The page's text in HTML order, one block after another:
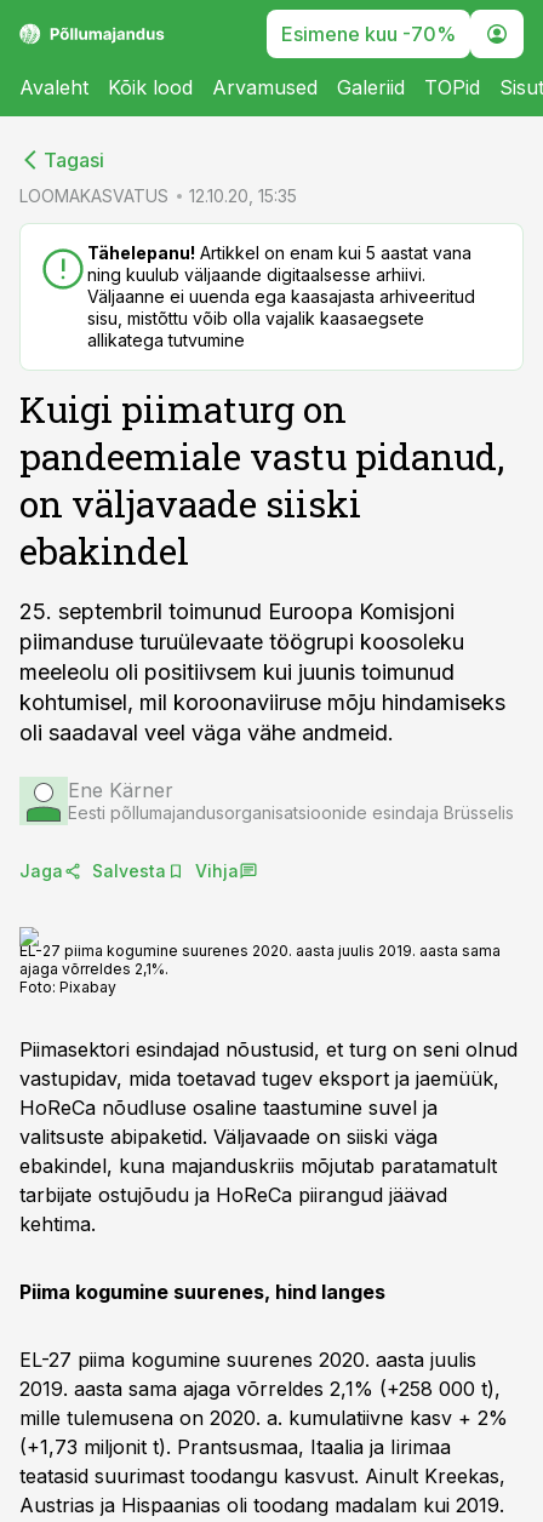
Esimene kuu -70%
Avaleht Kõik lood Arvamused Galeriid TOPid
Tagasi
LOOMAKASVATUS 12.10.20, 15:35
Tähelepanu! Artikkel on enam kui 5 aastat vana
ning kuulub väljaande digitaalsesse arhiivi.
Väljaanne ei uuenda ega kaasajasta arhiveeritud
sisu, mistõttu võib olla vajalik kaasaegsete
allikatega tutvumine
Kuigi piimaturg on
pandeemiale vastu pidanud,
on väljavaade siiski
ebakindel
25. septembril toimunud Euroopa Komisjoni
piimanduse turuülevaate töögrupi koosoleku
meeleolu oli positiivsem kui juunis toimunud
kohtumisel, mil koroonaviiruse mõju hindamiseks
oli saadaval veel väga vähe andmeid.
Ene Kärner
Eesti põllumajandusorganisatsioonide esindaja Brüsselis
Jaga Salvesta Vihja
EL-27 piima kogumine suurenes 2020. aasta juulis 2019. aasta sama
ajaga võrreldes 2,1%.
Foto: Pixabay
Piimasektori esindajad nõustusid, et turg on seni olnud
vastupidav, mida toetavad tugev eksport ja jaemüük,
HoReCa nõudluse osaline taastumine suvel ja
valitsuste abipaketid. Väljavaade on siiski väga
ebakindel, kuna majanduskriis mõjutab paratamatult
tarbijate ostujõudu ja HoReCa piirangud jäävad
kehtima.
Piima kogumine suurenes, hind langes
EL-27 piima kogumine suurenes 2020. aasta juulis
2019. aasta sama ajaga võrreldes 2,1% (+258 000 t),
mille tulemusena on 2020. a. kumulatiivne kasv + 2%
(+1,73 miljonit t). Prantsusmaa, Itaalia ja Iirimaa
teatasid suurimast toodangu kasvust. Ainult Kreekas,
Austrias ja Hispaanias oli toodang madalam kui 2019.